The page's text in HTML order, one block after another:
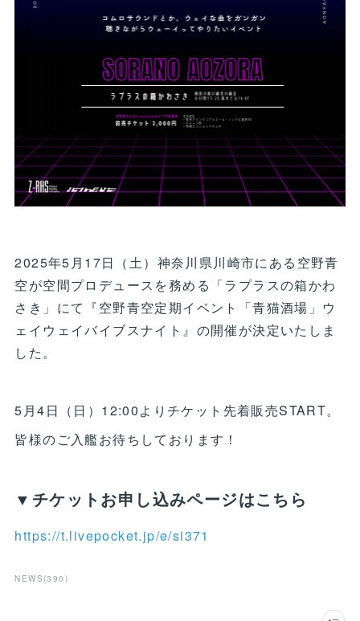
2025年5月17日（土）神奈川県川崎市にある空野青
空が空間プロデュースを務める「ラプラスの箱かわ
さき」にて『空野青空定期イベント「青猫酒場」ウ
ェイウェイバイブスナイト』の開催が決定いたしま
した。
5月4日（日）12:00よりチケット先着販売START。
皆様のご入艦お待ちしております！
▼チケットお申し込みページはこちら
https://t.livepocket.jp/e/si371
NEWS (390 )